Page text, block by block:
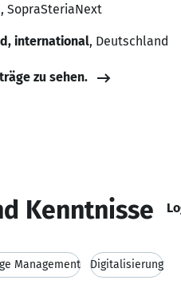
SopraSteriaNext
international, Deutschland
zu sehen.
Kenntnisse
Management Digitalisierung